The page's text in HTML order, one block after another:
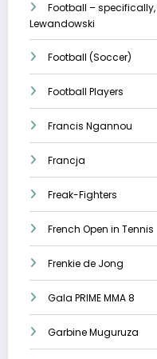
Football –
Lewandowski
Football (Soccer)
Football Players
Francis Ngannou
Francja
Freak-Fighters
French Open in Tennis
Frenkie de Jong
Gala PRIME MMA 8
Garbine Muguruza